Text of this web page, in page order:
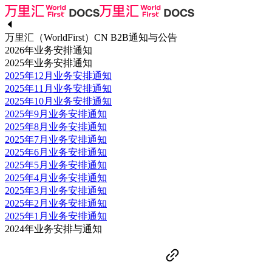
万里汇（WorldFirst）CN B2B通知与公告
2026年业务安排通知
2025年业务安排通知
2025年12月业务安排通知
2025年11月业务安排通知
2025年10月业务安排通知
2025年9月业务安排通知
2025年8月业务安排通知
2025年7月业务安排通知
2025年6月业务安排通知
2025年5月业务安排通知
2025年4月业务安排通知
2025年3月业务安排通知
2025年2月业务安排通知
2025年1月业务安排通知
2024年业务安排与通知